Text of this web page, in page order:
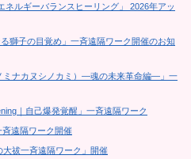
ネルギーバランスヒーリング」 2026年アッ
獅子の目覚め」一斉遠隔ワーク開催のお知
ミナカヌシノカミ）―魂の未来革命編―」一
｜自己爆発覚醒」一斉遠隔ワーク
遠隔ワーク開催
祓一斉遠隔ワーク」開催